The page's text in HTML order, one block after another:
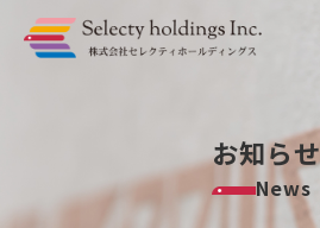
お知らせ
News